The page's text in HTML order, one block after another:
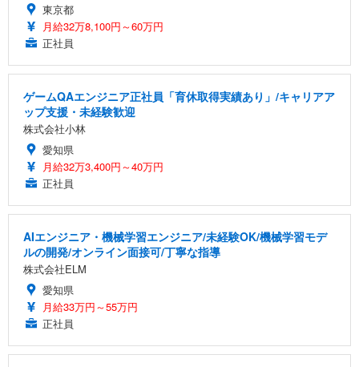
東京都
月給32万8,100円～60万円
正社員
ゲームQAエンジニア正社員「育休取得実績あり」/キャリアア
ップ支援・未経験歓迎
株式会社小林
愛知県
月給32万3,400円～40万円
正社員
AIエンジニア・機械学習エンジニア/未経験OK/機械学習モデ
ルの開発/オンライン面接可/丁寧な指導
株式会社ELM
愛知県
月給33万円～55万円
正社員